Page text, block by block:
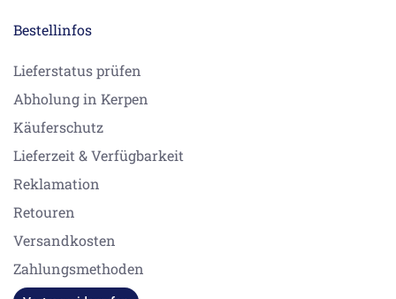
Bestellinfos
Lieferstatus prüfen
Abholung in Kerpen
Käuferschutz
Lieferzeit & Verfügbarkeit
Reklamation
Retouren
Versandkosten
Zahlungsmethoden